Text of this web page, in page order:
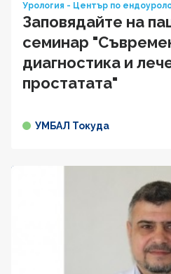
Урология - Център по
Заповядайте на
семинар
диагностика и
простатата"
УМБАЛ Токуда